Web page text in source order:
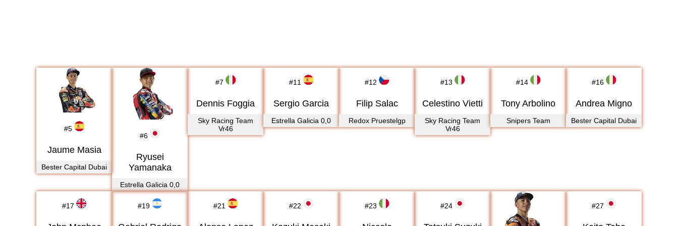
#5
Jaume Masia
Bester Capital Dubai
#6
Ryusei
Yamanaka
Estrella Galicia 0,0
#7
Dennis Foggia
Sky Racing Team
Vr46
#11
Sergio Garcia
Estrella Galicia 0,0
#12
Filip Salac
Redox Pruestelgp
#13
Celestino Vietti
Sky Racing Team
Vr46
#14
Tony Arbolino
Snipers Team
#16
Andrea Migno
Bester Capital Dubai
#17 #19 #21 #22 #23 #24 #27